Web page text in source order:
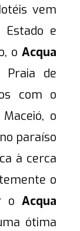
vem
Estado e
o Acqua
Praia de
com o
o
paraíso
à cerca
o
o Acqua
ótima